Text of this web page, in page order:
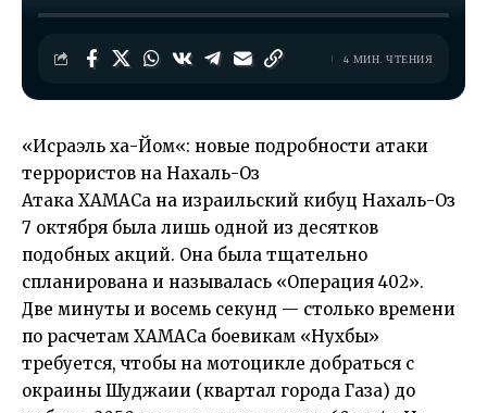
4 МИН. ЧТЕНИЯ
«Исраэль ха-Йом«: новые подробности атаки
террористов на Нахаль-Оз
Атака ХАМАСа на израильский кибуц Нахаль-Оз
7 октября была лишь одной из десятков
подобных акций. Она была тщательно
спланирована и называлась «Операция 402».
Две минуты и восемь секунд — столько времени
по расчетам ХАМАСа боевикам «Нухбы»
требуется, чтобы на мотоцикле добраться с
окраины Шуджаии (квартал города Газа) до